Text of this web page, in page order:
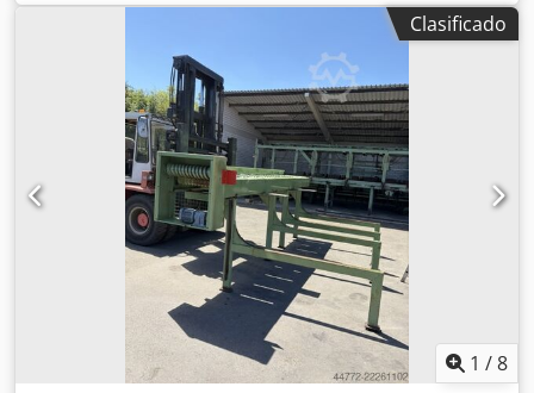
de inmediato, totalmente operativo, pero se recomienda
que se revise/restaure Ubicación: Austria, cerca de St.
Clasificado
1 /8